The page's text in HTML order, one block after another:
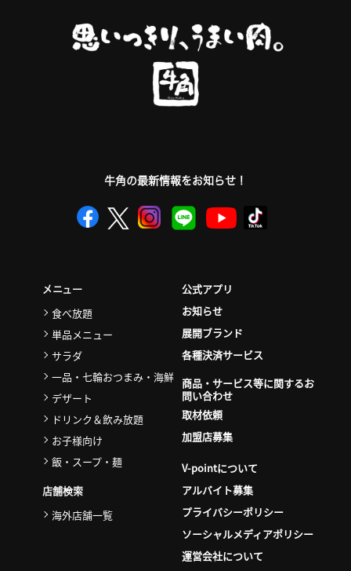
牛角の最新情報をお知らせ！
メニュー
食べ放題
単品メニュー
サラダ
一品・七輪おつまみ・海鮮
デザート
ドリンク＆飲み放題
お子様向け
飯・スープ・麺
店舗検索
海外店舗一覧
公式アプリ
お知らせ
展開ブランド
各種決済サービス
商品・サービス等に関するお
問い合わせ
取材依頼
加盟店募集
V-pointについて
アルバイト募集
プライバシーポリシー
ソーシャルメディアポリシー
運営会社について